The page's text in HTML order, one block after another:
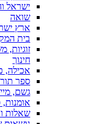
ישראל
שואה
ארץ
בית
זוגיות,
חינוך
אכילה,
ספר
גשם,
שאלות